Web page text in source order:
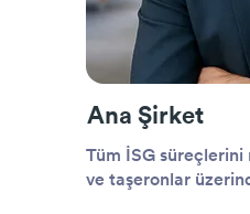
Ana Şirket
Tüm İSG
ve taşeronlar